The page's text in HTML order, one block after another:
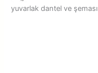
yuvarlak dantel ve şeması